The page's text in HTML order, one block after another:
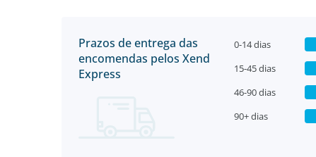
Prazos de entrega das
encomendas pelos Xend
Express
0-14 dias
15-45 dias
46-90 dias
90+ dias